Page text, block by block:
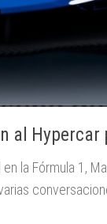
al Hypercar
la Fórmula 1,